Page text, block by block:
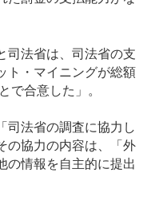
司法省は、司法省の支
ト・マイニングが総額
で合意した」。
法省の調査に協力し
の協力の内容は、「外
の情報を自主的に提出